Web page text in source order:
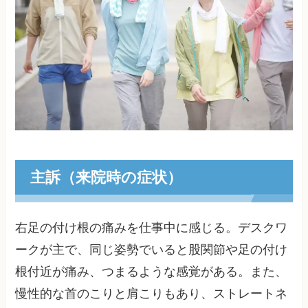
主訴（来院時の症状）
右足の付け根の痛みを仕事中に感じる。デスクワ
ークが主で、同じ姿勢でいると股関節や足の付け
根付近が痛み、つまるような感覚がある。また、
慢性的な首のこりと肩こりもあり、ストレートネ